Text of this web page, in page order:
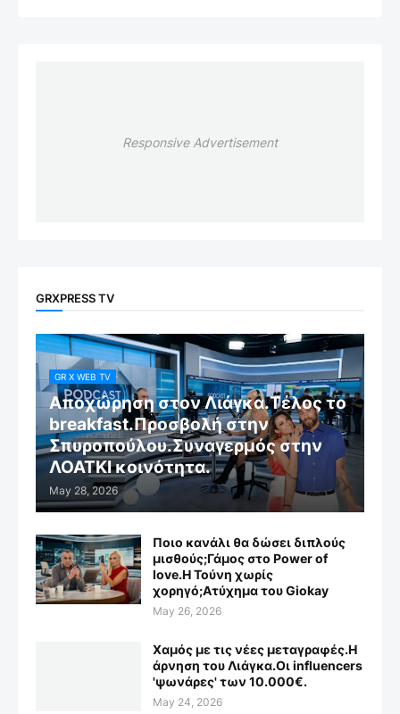
Responsive Advertisement
GRXPRESS TV
GR X WEB TV
Αποχώρηση στον Λιάγκα.Τέλος το
breakfast.Προσβολή στην
Σπυροπούλου.Συναγερμός στην
ΛΟΑΤΚΙ κοινότητα.
May 28, 2026
Ποιο κανάλι θα δώσει διπλούς
μισθούς;Γάμος στο Power of
love.Η Τούνη χωρίς
χορηγό;Aτύχημα του Giokay
May 26, 2026
Χαμός με τις νέες μεταγραφές.Η
άρνηση του Λιάγκα.Οι influencers
'ψωνάρες' των 10.000€.
May 24, 2026